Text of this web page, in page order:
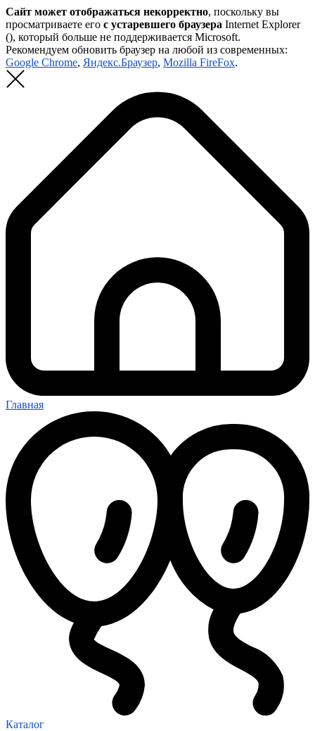
Сайт может отображаться некорректно, поскольку вы
просматриваете его с устаревшего браузера Internet Explorer
(), который больше не поддерживается Microsoft.
Рекомендуем обновить браузер на любой из современных:
Google Chrome, Яндекс.Браузер, Mozilla FireFox.
Главная
Каталог